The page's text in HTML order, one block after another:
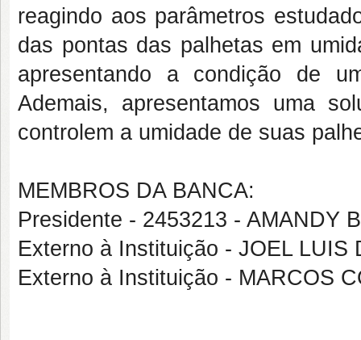
reagindo aos parâmetros
das pontas das palhetas em
apresentando a condição de
Ademais, apresentamos uma
controlem a umidade de suas
MEMBROS DA BANCA:
Presidente - 2453213 - AMANDY
Externo à Instituição - JOEL LUIS
Externo à Instituição - MARCOS